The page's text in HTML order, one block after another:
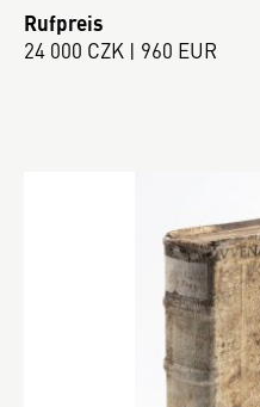
Rufpreis
24 000 CZK | 960 EUR